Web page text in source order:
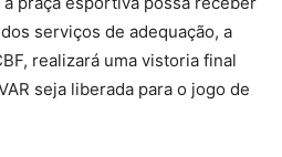
serviços de adequação, a
realizará uma vistoria final
seja liberada para o jogo de